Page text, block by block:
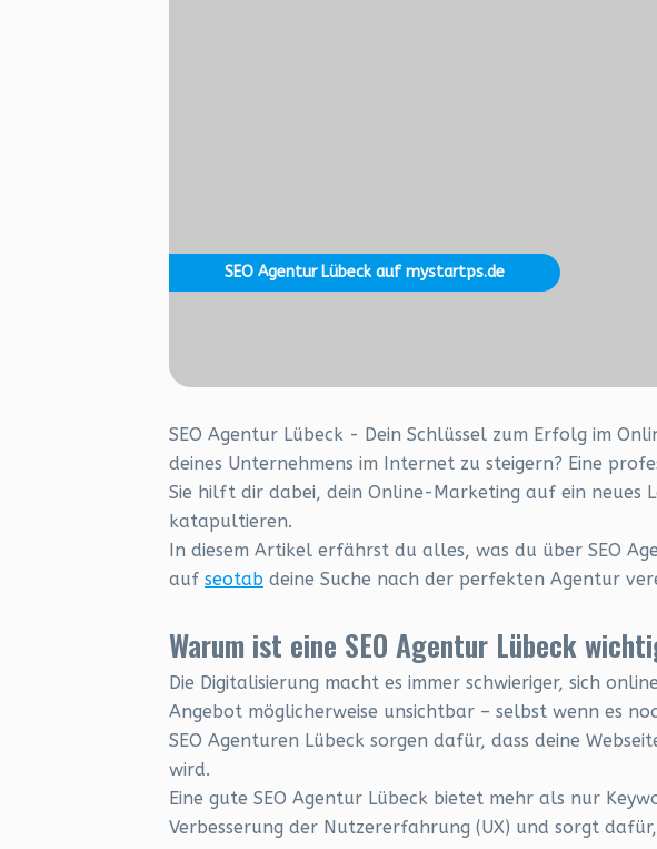
SEO Agentur Lübeck auf mystartps.de
SEO Agentur Lübeck - Dein Schlüssel zum Erfolg im
deines Unternehmens im Internet zu steigern? Eine
Sie hilft dir dabei, dein Online-Marketing auf ein neues
katapultieren.
In diesem Artikel erfährst du alles, was du über SEO
auf seotab deine Suche nach der perfekten Agentur
Warum ist eine SEO Agentur Lübeck
Die Digitalisierung macht es immer schwieriger, sich
Angebot möglicherweise unsichtbar – selbst wenn es
SEO Agenturen Lübeck sorgen dafür, dass deine
wird.
Eine gute SEO Agentur Lübeck bietet mehr als nur
Verbesserung der Nutzererfahrung (UX) und sorgt